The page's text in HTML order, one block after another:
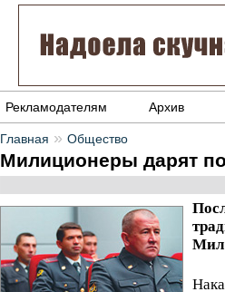
Рекламодателям Архив
Главная » Общество
Милиционеры дарят